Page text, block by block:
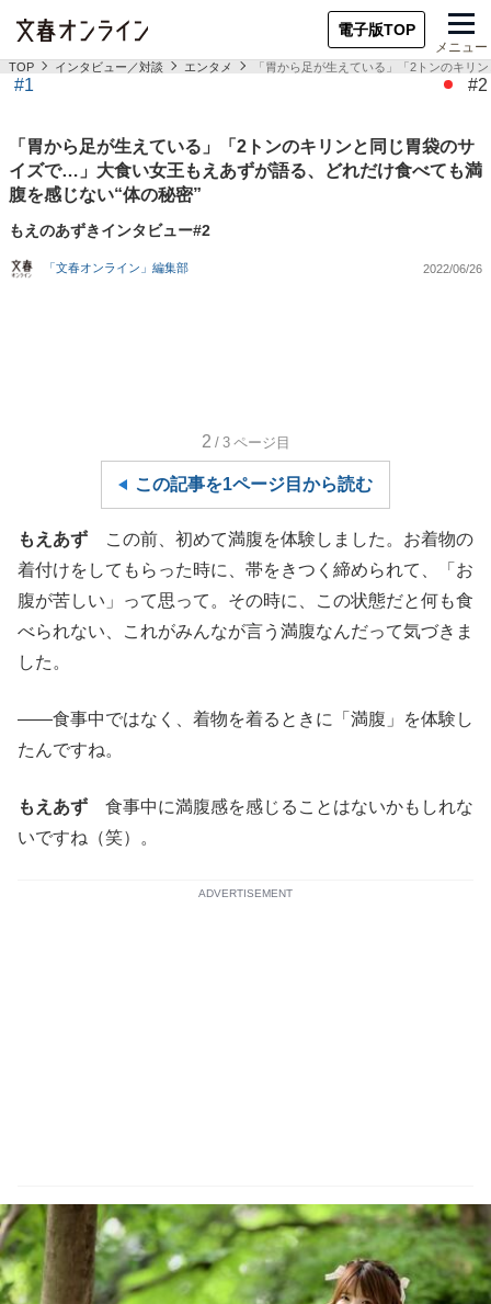
電子版TOP
メニュー
TOP インタビュー／対談 エンタメ 「胃から足が生えている」「2トンのキリ
#1 #2
「胃から足が生えている」「2トンのキリンと同じ胃袋のサ
イズで…」大食い女王もえあずが語る、どれだけ食べても満
腹を感じない“体の秘密”
もえのあずきインタビュー#2
「文春オンライン」編集部 2022/06/26
2 /3 ページ目
この記事を1ページ目から読む
もえあず この前、初めて満腹を体験しました。お着物の
着付けをしてもらった時に、帯をきつく締められて、「お
腹が苦しい」って思って。その時に、この状態だと何も食
べられない、これがみんなが言う満腹なんだって気づきま
した。
――食事中ではなく、着物を着るときに「満腹」を体験し
たんですね。
もえあず 食事中に満腹感を感じることはないかもしれな
いですね（笑）。
ADVERTISEMENT